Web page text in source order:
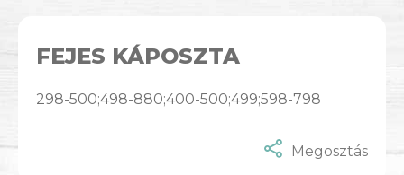
FEJES KÁPOSZTA
298-500;498-880;400-500;499;598-798
Megosztás